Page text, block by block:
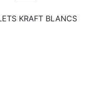
KRAFT BLANCS